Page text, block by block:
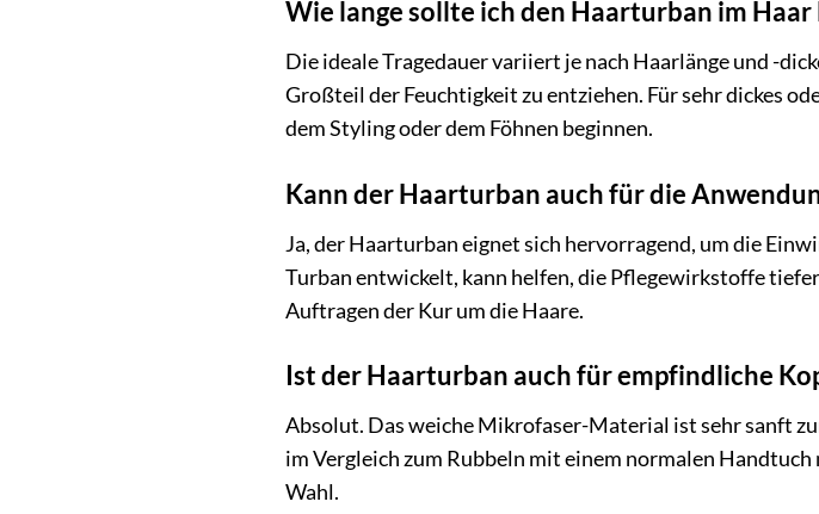
Wie lange sollte ich den Haarturban im Haar
Die ideale Tragedauer variiert je nach Haarlänge und -
Großteil der Feuchtigkeit zu entziehen. Für sehr dickes
dem Styling oder dem Föhnen beginnen.
Kann der Haarturban auch für die
Ja, der Haarturban eignet sich hervorragend, um die
Turban entwickelt, kann helfen, die Pflegewirkstoffe
Auftragen der Kur um die Haare.
Ist der Haarturban auch für empfindliche
Absolut. Das weiche Mikrofaser-Material ist sehr sanft
im Vergleich zum Rubbeln mit einem normalen
Wahl.